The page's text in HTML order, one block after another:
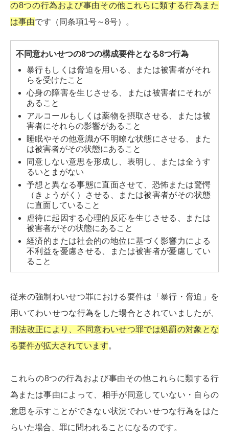
の8つの行為および事由その他これらに類する行為また
は事由です（同条項1号～8号）。
不同意わいせつの8つの構成要件となる8つ行為
暴行もしくは脅迫を用いる、または被害者がそれ
らを受けたこと
心身の障害を生じさせる、または被害者にそれが
あること
アルコールもしくは薬物を摂取させる、または被
害者にそれらの影響があること
睡眠やその他意識が不明瞭な状態にさせる、また
は被害者がその状態にあること
同意しない意思を形成し、表明し、または全うす
るいとまがない
予想と異なる事態に直面させて、恐怖または驚愕
（きょうがく）させる、または被害者がその状態
に直面していること
虐待に起因する心理的反応を生じさせる、または
被害者がその状態にあること
経済的または社会的の地位に基づく影響力による
不利益を憂慮させる、または被害者が憂慮してい
ること
従来の強制わいせつ罪における要件は「暴行・脅迫」を
用いてわいせつな行為をした場合とされていましたが、
刑法改正により、不同意わいせつ罪では処罰の対象とな
る要件が拡大されています。
これらの8つの行為および事由その他これらに類する行
為または事由によって、相手が同意していない・自らの
意思を示すことができない状況でわいせつな行為をはた
らいた場合、罪に問われることになるのです。